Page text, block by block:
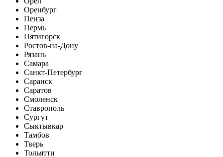
Оренбург
Пенза
Пермь
Пятигорск
Ростов-на-Дону
Рязань
Самара
Санкт-Петербург
Саранск
Саратов
Смоленск
Ставрополь
Сургут
Сыктывкар
Тамбов
Тверь
Тольятти